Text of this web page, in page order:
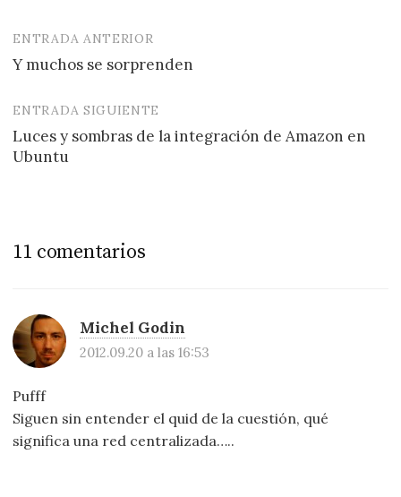
Navegación
de
entradas
ENTRADA ANTERIOR
Y muchos se sorprenden
ENTRADA SIGUIENTE
Luces y sombras de la integración de Amazon en
Ubuntu
11 comentarios
Michel Godin
2012.09.20 a las 16:53
Pufff
Siguen sin entender el quid de la cuestión, qué
significa una red centralizada…..